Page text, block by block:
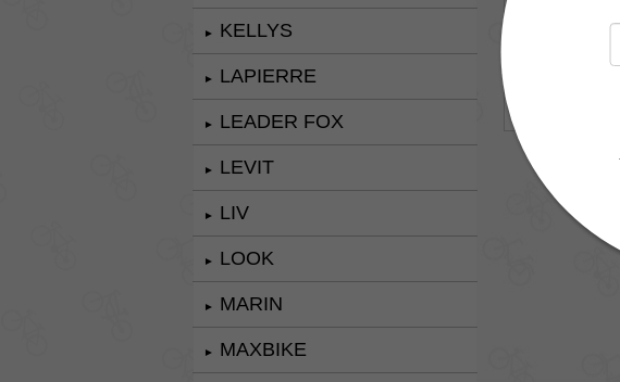
► KELLYS
► LAPIERRE
► LEADER FOX
► LEVIT
► LIV
► LOOK
► MARIN
► MAXBIKE